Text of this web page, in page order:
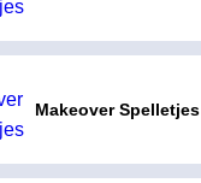
Makeover Spelletjes